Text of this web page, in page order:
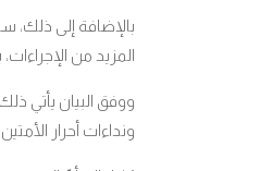
بالإضافة إلى ذلك،
المزيد من
ووفق البيان يأتي
ونداءات أحرار